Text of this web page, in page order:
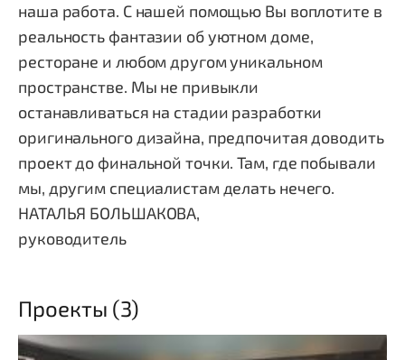
наша работа. С нашей помощью Вы воплотите в
реальность фантазии об уютном доме,
ресторане и любом другом уникальном
пространстве. Мы не привыкли
останавливаться на стадии разработки
оригинального дизайна, предпочитая доводить
проект до финальной точки. Там, где побывали
мы, другим специалистам делать нечего.
НАТАЛЬЯ БОЛЬШАКОВА,
руководитель
Проекты (3)